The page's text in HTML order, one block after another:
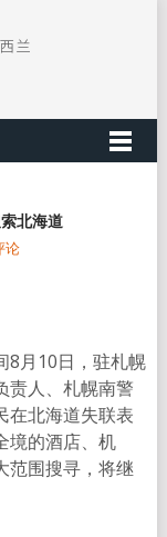
北海道
论
8月10日，驻札幌
责人、札幌南警
在北海道失联表
境的酒店、机
范围搜寻，将继